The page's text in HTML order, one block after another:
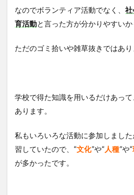
なのでボランティア活動でなく、 社
育活動と言った方が分かりやすいか
ただのゴミ拾いや雑草抜きではあり
学校で得た知識を用いるだけあっ
あります。
私もいろいろな活動に参加しまし
習していたので、“文化”や“人種”や“
が多かったです。